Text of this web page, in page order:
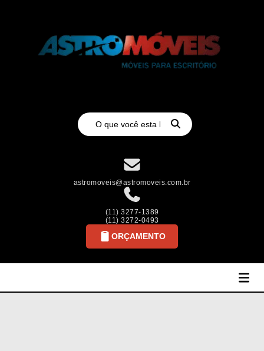
astromoveis@astromoveis.com.br
(11) 3277-1389
(11) 3272-0493
ORÇAMENTO